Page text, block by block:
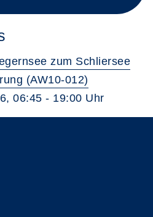
zum Schliersee
(AW10-012)
06:45 - 19:00 Uhr